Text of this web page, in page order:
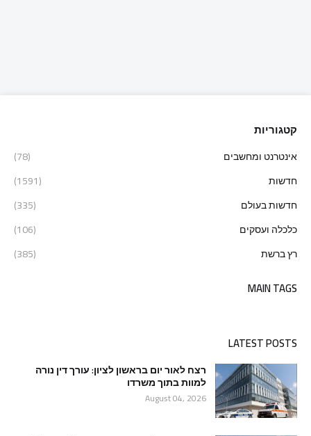
קטגוריות
אינטרנט ומחשבים
(78)
חדשות
(1591)
חדשות בעולם
(335)
כלכלה ועסקים
(106)
רץ ברשת
(385)
MAIN TAGS
LATEST POSTS
רצח לאור יום בראשון לציון: עורך דין נורה
למוות בתוך משרדו
August 04, 2026